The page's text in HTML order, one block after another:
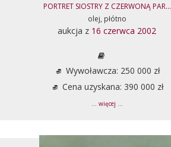
PORTRET SIOSTRY Z CZERWONĄ PAR...
olej, płótno
aukcja z 16 czerwca 2002
Wywoławcza: 250 000 zł
Cena uzyskana: 390 000 zł
... więcej ...